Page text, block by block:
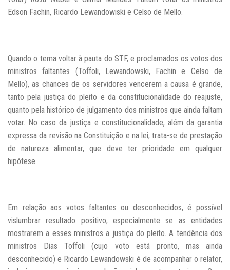
Edson Fachin, Ricardo Lewandowiski e Celso de Mello.
Quando o tema voltar à pauta do STF, e proclamados os votos dos
ministros faltantes (Toffoli, Lewandowski, Fachin e Celso de
Mello), as chances de os servidores vencerem a causa é grande,
tanto pela justiça do pleito e da constitucionalidade do reajuste,
quanto pela histórico de julgamento dos ministros que ainda faltam
votar. No caso da justiça e constitucionalidade, além da garantia
expressa da revisão na Constituição e na lei, trata-se de prestação
de natureza alimentar, que deve ter prioridade em qualquer
hipótese.
Em relação aos votos faltantes ou desconhecidos, é possível
vislumbrar resultado positivo, especialmente se as entidades
mostrarem a esses ministros a justiça do pleito. A tendência dos
ministros Dias Toffoli (cujo voto está pronto, mas ainda
desconhecido) e Ricardo Lewandowski é de acompanhar o relator,